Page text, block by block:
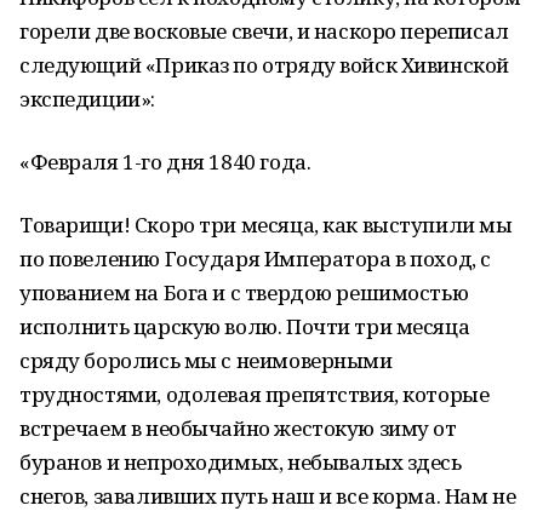
горели две восковые свечи, и наскоро переписал
следующий «Приказ по отряду войск Хивинской
экспедиции»:
«Февраля 1-го дня 1840 года.
Товарищи! Скоро три месяца, как выступили мы
по повелению Государя Императора в поход, с
упованием на Бога и с твердою решимостью
исполнить царскую волю. Почти три месяца
сряду боролись мы с неимоверными
трудностями, одолевая препятствия, которые
встречаем в необычайно жестокую зиму от
буранов и непроходимых, небывалых здесь
снегов, заваливших путь наш и все корма. Нам не